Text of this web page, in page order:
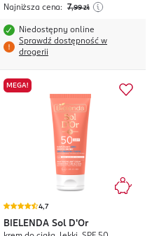
Najniższa cena: 7,99 zł
Niedostępny online
Sprawdź dostępność w
drogerii
MEGA!
4,7
BIELENDA Sol D'Or